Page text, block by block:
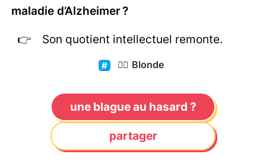
maladie d’Alzheimer ?
Son quotient intellectuel remonte.
👱‍♀️ Blonde
une blague au hasard ?
partager